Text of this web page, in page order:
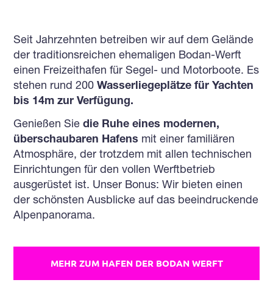
Seit Jahrzehnten betreiben wir auf dem Gelände
der traditionsreichen ehemaligen Bodan-Werft
einen Freizeithafen für Segel- und Motorboote. Es
stehen rund 200 Wasserliegeplätze für Yachten
bis 14m zur Verfügung.
Genießen Siedie Ruhe eines modernen,
überschaubaren Hafens mit einer familiären
Atmosphäre, der trotzdem mit allen technischen
Einrichtungen für den vollen Werftbetrieb
ausgerüstet ist. Unser Bonus: Wir bieten einen
der schönsten Ausblicke auf das beeindruckende
Alpenpanorama.
MEHR ZUM HAFEN DER BODAN WERFT